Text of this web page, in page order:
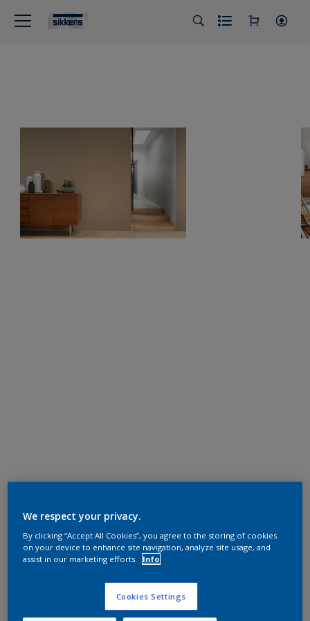
We respect your privacy.
By clicking “Accept All Cookies”, you agree to the storing of cookies
on your device to enhance site navigation, analyze site usage, and
assist in our marketing efforts.
Info
Cookies Settings